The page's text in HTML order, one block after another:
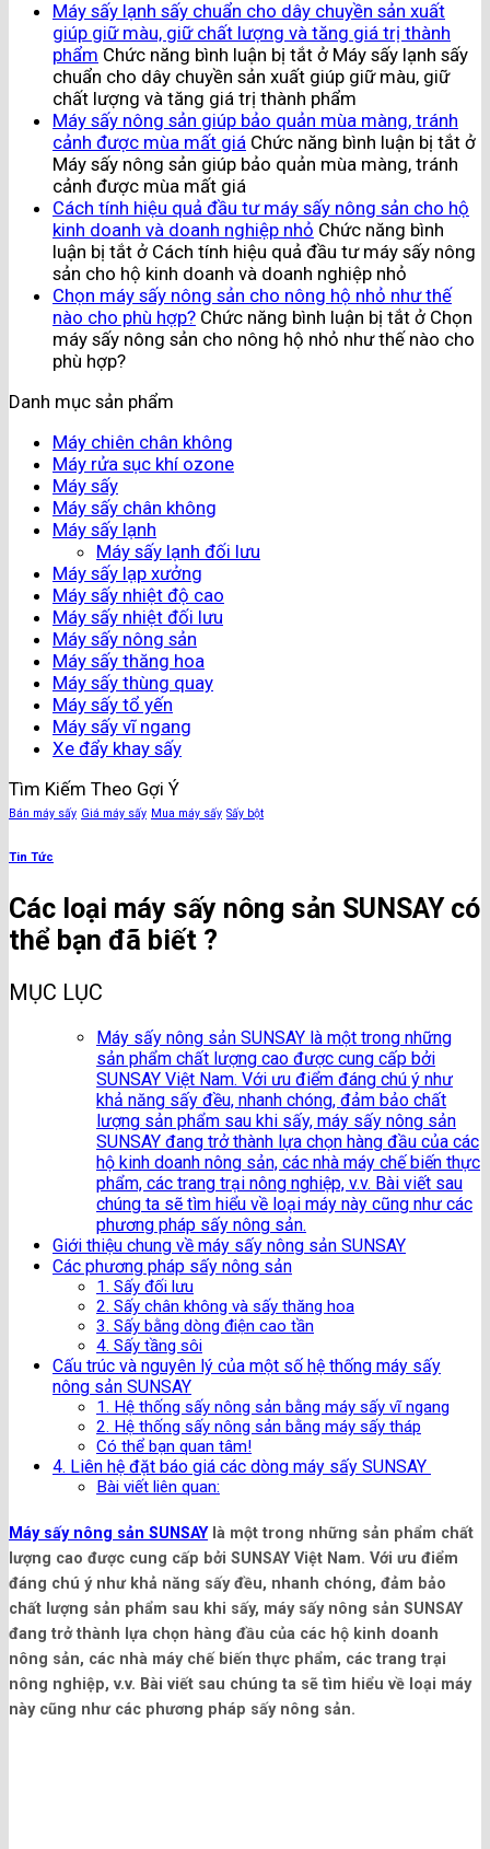
Máy sấy lạnh sấy chuẩn cho dây chuyền sản xuất
giúp giữ màu, giữ chất lượng và tăng giá trị thành
phẩm Chức năng bình luận bị tắt ở Máy sấy lạnh sấy
chuẩn cho dây chuyền sản xuất giúp giữ màu, giữ
chất lượng và tăng giá trị thành phẩm
Máy sấy nông sản giúp bảo quản mùa màng, tránh
cảnh được mùa mất giá Chức năng bình luận bị tắt ở
Máy sấy nông sản giúp bảo quản mùa màng, tránh
cảnh được mùa mất giá
Cách tính hiệu quả đầu tư máy sấy nông sản cho hộ
kinh doanh và doanh nghiệp nhỏ Chức năng bình
luận bị tắt ở Cách tính hiệu quả đầu tư máy sấy nông
sản cho hộ kinh doanh và doanh nghiệp nhỏ
Chọn máy sấy nông sản cho nông hộ nhỏ như thế
nào cho phù hợp? Chức năng bình luận bị tắt ở Chọn
máy sấy nông sản cho nông hộ nhỏ như thế nào cho
phù hợp?
Danh mục sản phẩm
Máy chiên chân không
Máy rửa sục khí ozone
Máy sấy
Máy sấy chân không
Máy sấy lạnh
Máy sấy lạnh đối lưu
Máy sấy lạp xưởng
Máy sấy nhiệt độ cao
Máy sấy nhiệt đối lưu
Máy sấy nông sản
Máy sấy thăng hoa
Máy sấy thùng quay
Máy sấy tổ yến
Máy sấy vĩ ngang
Xe đẩy khay sấy
Tìm Kiếm Theo Gợi Ý
Bán máy sấy Giá máy sấy Mua máy sấy Sấy bột
Tin Tức
Các loại máy sấy nông sản SUNSAY có
thể bạn đã biết ?
MỤC LỤC
Máy sấy nông sản SUNSAY là một trong những
sản phẩm chất lượng cao được cung cấp bởi
SUNSAY Việt Nam. Với ưu điểm đáng chú ý như
khả năng sấy đều, nhanh chóng, đảm bảo chất
lượng sản phẩm sau khi sấy, máy sấy nông sản
SUNSAY đang trở thành lựa chọn hàng đầu của các
hộ kinh doanh nông sản, các nhà máy chế biến thực
phẩm, các trang trại nông nghiệp, v.v. Bài viết sau
chúng ta sẽ tìm hiểu về loại máy này cũng như các
phương pháp sấy nông sản.
Giới thiệu chung về máy sấy nông sản SUNSAY
Các phương pháp sấy nông sản
1. Sấy đối lưu
2. Sấy chân không và sấy thăng hoa
3. Sấy bằng dòng điện cao tần
4. Sấy tầng sôi
Cấu trúc và nguyên lý của một số hệ thống máy sấy
nông sản SUNSAY
1. Hệ thống sấy nông sản bằng máy sấy vĩ ngang
2. Hệ thống sấy nông sản bằng máy sấy tháp
Có thể bạn quan tâm!
4. Liên hệ đặt báo giá các dòng máy sấy SUNSAY
Bài viết liên quan:
Máy sấy nông sản SUNSAYlà một trong những sản phẩm chất
lượng cao được cung cấp bởi SUNSAY Việt Nam. Với ưu điểm
đáng chú ý như khả năng sấy đều, nhanh chóng, đảm bảo
chất lượng sản phẩm sau khi sấy, máy sấy nông sản SUNSAY
đang trở thành lựa chọn hàng đầu của các hộ kinh doanh
nông sản, các nhà máy chế biến thực phẩm, các trang trại
nông nghiệp, v.v. Bài viết sau chúng ta sẽ tìm hiểu về loại máy
này cũng như các phương pháp sấy nông sản.